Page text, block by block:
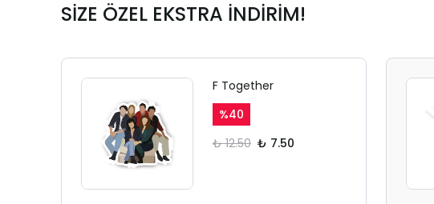
SİZE ÖZEL EKSTRA İNDİRİM!
F Together
%40
₺ 12.50 ₺ 7.50